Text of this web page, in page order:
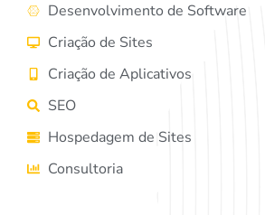
Desenvolvimento de Software
Criação de Sites
Criação de Aplicativos
SEO
Hospedagem de Sites
Consultoria